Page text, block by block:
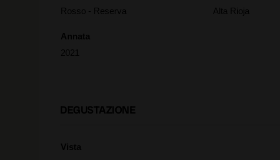
Rosso - Reserva
Annata
2021
Alta Rioja
DEGUSTAZIONE
Vista